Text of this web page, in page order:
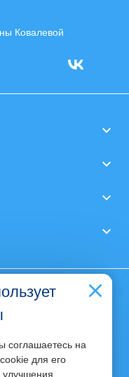
Ковалевой
соглашаетесь на
для его
улучшения